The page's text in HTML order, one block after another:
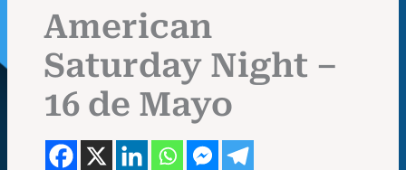
American
Saturday Night –
16 de Mayo